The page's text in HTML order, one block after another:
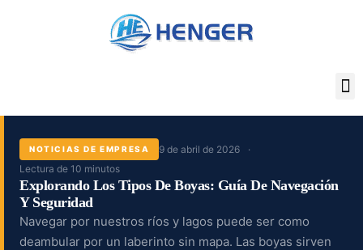
NOTICIAS DE EMPRESA
9 de abril de 2026
Lectura de 10 minutos
Explorando Los Tipos De Boyas: Guía De Navegación
Y Seguridad
Navegar por nuestros ríos y lagos puede ser como
deambular por un laberinto sin mapa. Las boyas sirven